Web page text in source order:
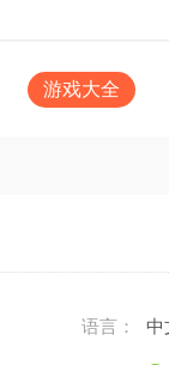
游戏大全
语言： 中